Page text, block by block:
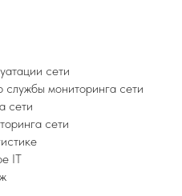
сети
мониторинга сети
сети
сети
IT